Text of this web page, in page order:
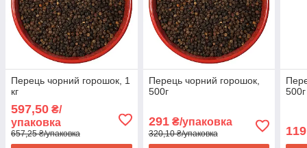
Перець чорний горошок, 1
кг
597,50 ₴/
упаковка
657,25 ₴/упаковка
Перець чорний горошок,
500г
291₴/упаковка
320,10 ₴/упаковка
500г